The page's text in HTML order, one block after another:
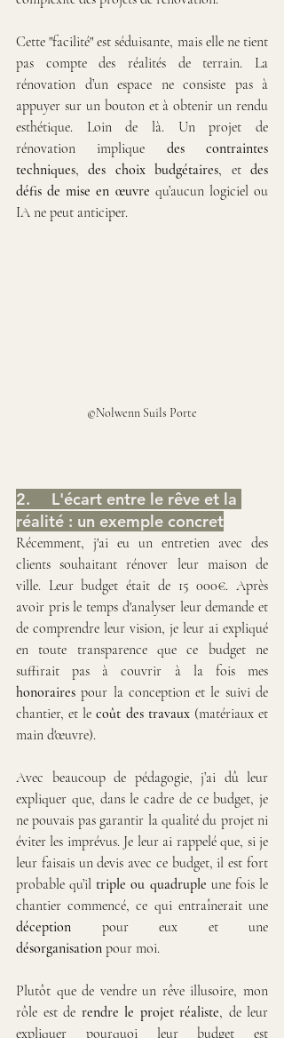
Cette "facilité" est séduisante, mais elle ne tient
pas compte des réalités de terrain. La
rénovation d’un espace ne consiste pas à
appuyer sur un bouton et à obtenir un rendu
esthétique. Loin de là. Un projet de
rénovation implique des contraintes
techniques, des choix budgétaires, et des
défis de mise en œuvre qu’aucun logiciel ou
IA ne peut anticiper.
©Nolwenn Suils Porte
2.	L'écart entre le rêve et la
réalité : un exemple concret
Récemment, j'ai eu un entretien avec des
clients souhaitant rénover leur maison de
ville. Leur budget était de 15 000€. Après
avoir pris le temps d'analyser leur demande et
de comprendre leur vision, je leur ai expliqué
en toute transparence que ce budget ne
honoraires pour la conception et le suivi de
chantier, et le coût des travaux (matériaux et
main d'œuvre).
Avec beaucoup de pédagogie, j’ai dû leur
expliquer que, dans le cadre de ce budget, je
ne pouvais pas garantir la qualité du projet ni
éviter les imprévus. Je leur ai rappelé que, si je
leur faisais un devis avec ce budget, il est fort
probable qu’il triple ou quadruple une fois le
déception
désorganisation pour moi.
Plutôt que de vendre un rêve illusoire, mon
rôle est de rendre le projet réaliste, de leur
expliquer pourquoi leur budget est